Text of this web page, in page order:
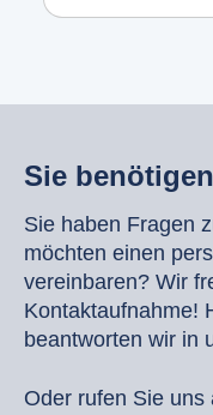
Sie
Sie haben Fragen
möchten einen
vereinbaren? Wir
Kontaktaufnahme!
beantworten wir in
Oder rufen Sie uns